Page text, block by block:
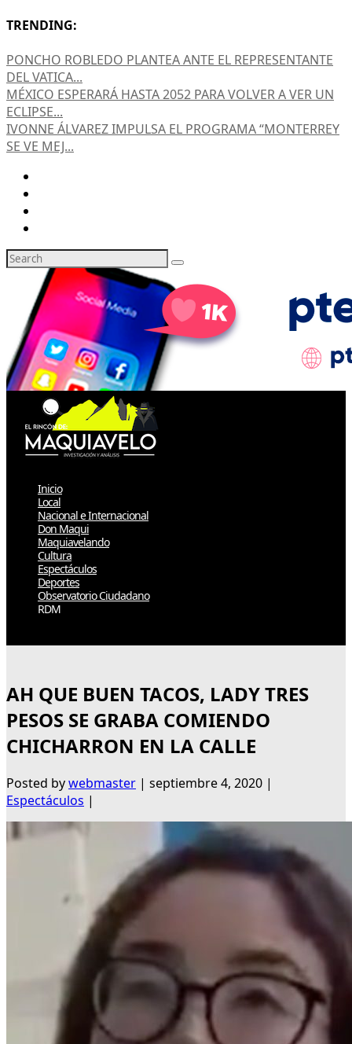
TRENDING:
PONCHO ROBLEDO PLANTEA ANTE EL REPRESENTANTE
DEL VATICA...
MÉXICO ESPERARÁ HASTA 2052 PARA VOLVER A VER UN
ECLIPSE...
IVONNE ÁLVAREZ IMPULSA EL PROGRAMA “MONTERREY
SE VE MEJ...
Inicio
Local
Nacional e Internacional
Don Maqui
Maquiavelando
Cultura
Espectáculos
Deportes
Observatorio Ciudadano
RDM
AH QUE BUEN TACOS, LADY TRES
PESOS SE GRABA COMIENDO
CHICHARRON EN LA CALLE
Posted bywebmaster | septiembre 4, 2020 |
Espectáculos |